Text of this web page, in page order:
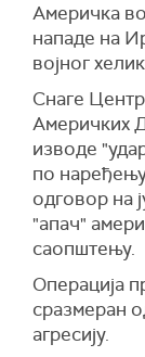
Америчка
нападе на
војног
Снаге
Америчких
изводе
по
одговор на
"апач"
саопштењу.
Операција
сразмеран
агресију.